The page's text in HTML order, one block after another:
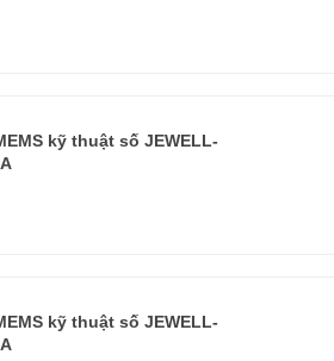
kỹ thuật số JEWELL-
kỹ thuật số JEWELL-